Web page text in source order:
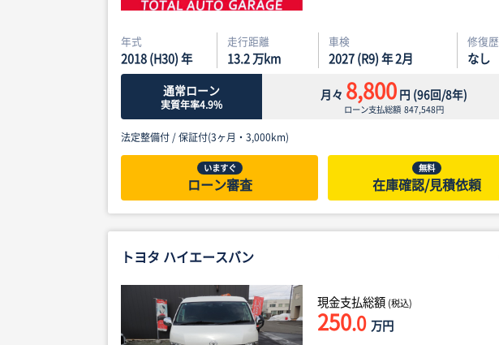
年式
2018 (H30) 年
走行距離
13.2万km
車検
2027 (R9) 年 2月
修復歴
なし
通常ローン
実質年率4.9%
月々 8,800円 (96回/8年)
ローン支払総額 847,548円
法定整備付 /保証付(3ヶ月・3,000km)
いますぐ
ローン審査
無料
在庫確認/見積依頼
トヨタ ハイエースバン
現金支払総額 (税込)
250.0 万円